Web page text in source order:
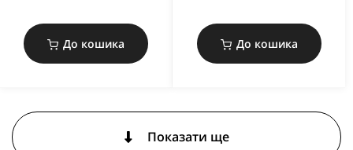
До кошика До кошика
Показати ще